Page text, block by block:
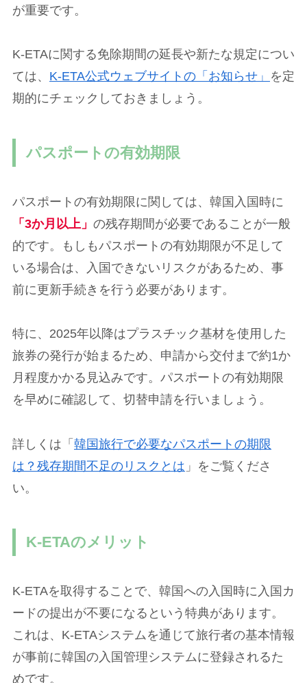
が重要です。
K-ETAに関する免除期間の延長や新たな規定につい
ては、 K-ETA公式ウェブサイトの「お知らせ」 を定
期的にチェックしておきましょう。
パスポートの有効期限
パスポートの有効期限に関しては、韓国入国時に
「3か月以上」 の残存期間が必要であることが一般
的です。もしもパスポートの有効期限が不足して
いる場合は、入国できないリスクがあるため、事
前に更新手続きを行う必要があります。
特に、2025年以降はプラスチック基材を使用した
旅券の発行が始まるため、申請から交付まで約1か
月程度かかる見込みです。パスポートの有効期限
を早めに確認して、切替申請を行いましょう。
詳しくは「 韓国旅行で必要なパスポートの期限
は？残存期間不足のリスクとは 」をご覧くださ
い。
K-ETAのメリット
K-ETAを取得することで、韓国への入国時に入国カ
ードの提出が不要になるという特典があります。
これは、K-ETAシステムを通じて旅行者の基本情報
が事前に韓国の入国管理システムに登録されるた
めです。